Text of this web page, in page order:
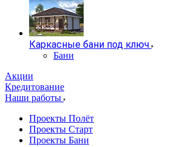
Каркасные бани под ключ
Бани
Акции
Кредитование
Наши работы
Проекты Полёт
Проекты Старт
Проекты Бани